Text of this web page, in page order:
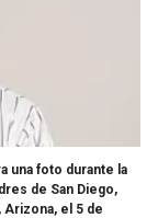
una foto durante la
de San Diego,
el 5 de